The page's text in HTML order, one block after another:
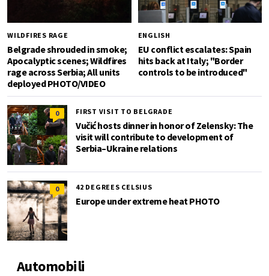
WILDFIRES RAGE
Belgrade shrouded in smoke;
Apocalyptic scenes; Wildfires
rage across Serbia; All units
deployed PHOTO/VIDEO
ENGLISH
EU conflict escalates: Spain
hits back at Italy; "Border
controls to be introduced"
0 FIRST VISIT TO BELGRADE
Vučić hosts dinner in honor of Zelensky: The
visit will contribute to development of
Serbia–Ukraine relations
0 42 DEGREES CELSIUS
Europe under extreme heat PHOTO
Automobili